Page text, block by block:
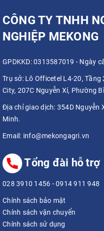
CÔNG TY TNHH
NGHIỆP MEKONG
GPDKKD: 0313587019 - Ngày
Trụ sở:Lô Officetel L4-20, Tầng
City, 207C Nguyễn Xí, Phường
Địa chỉ giao dịch: 354D Nguyễn
Minh.
Email: info@mekongagri.vn
Tổng đài hỗ trợ
028 3910 1456 -0914 911 948
Chính sách bảo mật
Chính sách vận chuyển
Chính sách sử dụng